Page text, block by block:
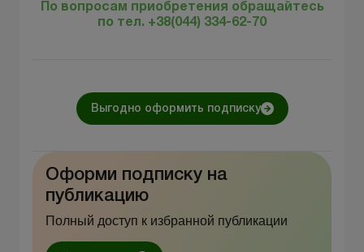
По вопросам приобретения обращайтесь
по тел. +38(044) 334-62-70
Выгодно оформить подписку
Оформи подписку на
публикацию
Полный доступ к избранной публикации